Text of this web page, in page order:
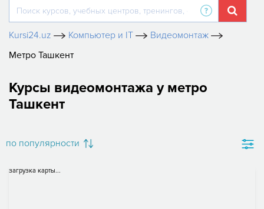
Kursi24.uz Компьютер и IT
Видеомонтаж
Метро Ташкент
Курсы видеомонтажа у метро
Ташкент
по популярности
загрузка карты...